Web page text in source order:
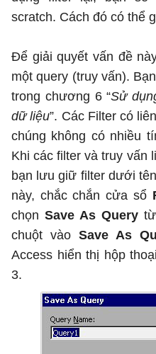
scratch. Cách đó có thể
Để giải quyết vấn đề
một query (truy vấn).
trong chương 6 “Sử
dữ liệu”. Các Filter có
chúng không có nhiều
Khi các filter và truy vấn
bạn lưu giữ filter dưới
này, chắc chắn cửa sổ
chọnSave As Query
chuột vào Save As
Access hiển thị hộp
3.